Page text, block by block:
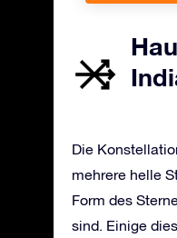
Die
mehrere helle
Form des
sind. Einige